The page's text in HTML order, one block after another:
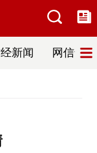
新闻 网信普法